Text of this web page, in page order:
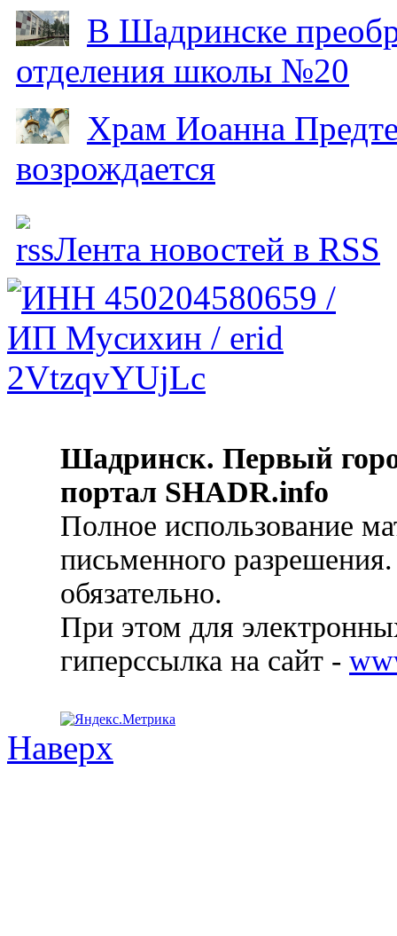
В Шадринске
отделения школы №20
Храм Иоанна
возрождается
Лента новостей в RSS
Шадринск. Первый
портал SHADR.info
Полное использование
письменного
обязательно.
При этом для
гиперссылка на сайт -
Наверх